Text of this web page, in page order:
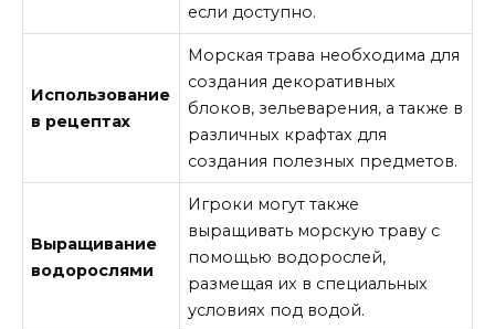
если доступно.
Использование
в рецептах
Морская трава необходима для
создания декоративных
блоков, зельеварения, а также в
различных крафтах для
создания полезных предметов.
Выращивание
водорослями
Игроки могут также
выращивать морскую траву с
помощью водорослей,
размещая их в специальных
условиях под водой.